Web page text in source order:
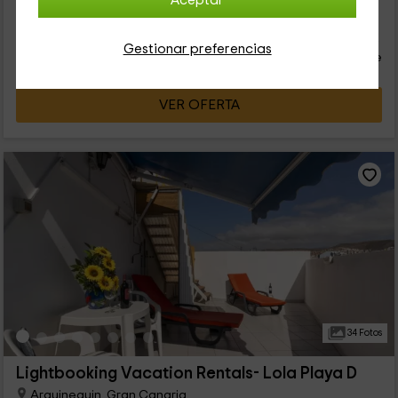
Gestionar preferencias
Contacto directo
persona y noche
VER OFERTA
34 Fotos
Lightbooking Vacation Rentals- Lola Playa D
Arguineguin, Gran Canaria